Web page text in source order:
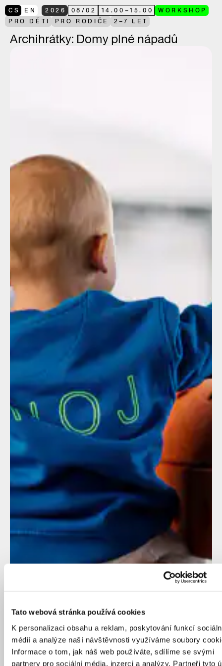
Tato webová stránka používá cookies
K personalizaci obsahu a reklam, poskytování funkcí
médií a analýze naší návštěvnosti využíváme soubory
Informace o tom, jak náš web používáte, sdílíme se svými
partnery pro sociální média, inzerci a analýzy. Partneři tyto
CS EN 2026 08 /02 14.00 –15.00
WORKSHOP
PRO DĚTI
PRO RODIČE 2–7 LET
Archihrátky: Domy plné nápadů